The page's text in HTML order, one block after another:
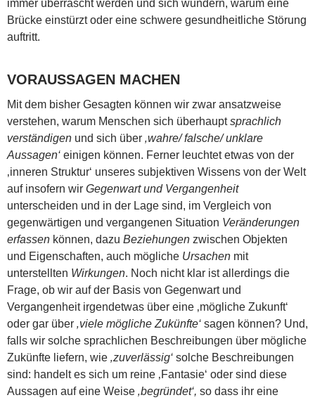
immer überrascht werden und sich wundern, warum eine
Brücke einstürzt oder eine schwere gesundheitliche Störung
auftritt.
VORAUSSAGEN MACHEN
Mit dem bisher Gesagten können wir zwar ansatzweise
verstehen, warum Menschen sich überhauptsprachlich
verständigen und sich über ‚wahre/ falsche/ unklare
Aussagen‘ einigen können. Ferner leuchtet etwas von der
‚inneren Struktur‘ unseres subjektiven Wissens von der Welt
auf insofern wir Gegenwart und Vergangenheit
unterscheiden und in der Lage sind, im Vergleich von
gegenwärtigen und vergangenen Situation Veränderungen
erfassen können, dazu Beziehungen zwischen Objekten
und Eigenschaften, auch mögliche Ursachen mit
unterstellten Wirkungen. Noch nicht klar ist allerdings die
Frage, ob wir auf der Basis von Gegenwart und
Vergangenheit irgendetwas über eine ‚mögliche Zukunft‘
oder gar über ‚viele mögliche Zukünfte‘ sagen können? Und,
falls wir solche sprachlichen Beschreibungen über mögliche
Zukünfte liefern, wie ‚zuverlässig‘ solche Beschreibungen
sind: handelt es sich um reine ‚Fantasie‘ oder sind diese
Aussagen auf eine Weise ‚begründet‘, so dass ihr eine